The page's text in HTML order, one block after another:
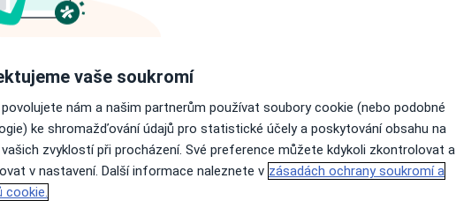
Adresy
vaše soukromí
nám a našim partnerům používat soubory cookie (nebo podobné
ke shromažďování údajů pro statistické účely a poskytování obsahu na
vašich zvyklostí při procházení. Své preference můžete kdykoli zkontrolovat a
v nastavení. Další informace naleznete v zásadách ochrany soukromí a
cookie.